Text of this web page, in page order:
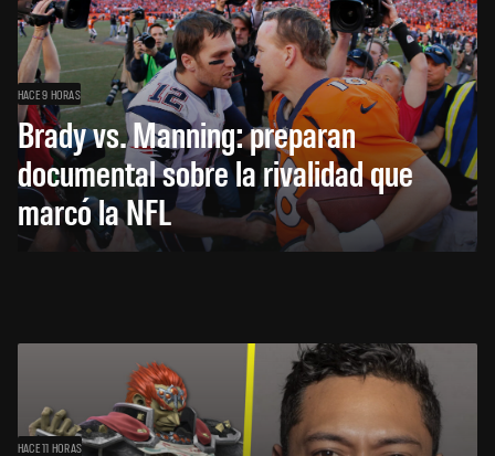
HACE 9 HORAS
Brady vs. Manning: preparan
documental sobre la rivalidad que
marcó la NFL
HACE 11 HORAS